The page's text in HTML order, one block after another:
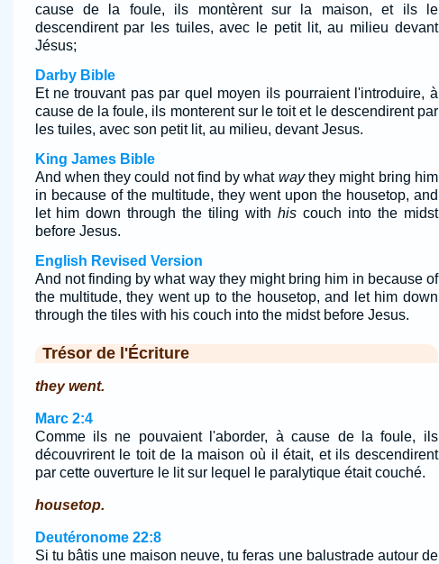
cause de la foule, ils montèrent sur la maison, et ils le
descendirent par les tuiles, avec le petit lit, au milieu devant
Jésus;
Darby Bible
Et ne trouvant pas par quel moyen ils pourraient l'introduire, à
cause de la foule, ils monterent sur le toit et le descendirent par
les tuiles, avec son petit lit, au milieu, devant Jesus.
King James Bible
And when they could not find by what waythey might bring him
in because of the multitude, they went upon the housetop, and
let him down through the tiling withhis couch into the midst
before Jesus.
English Revised Version
And not finding by what way they might bring him in because of
the multitude, they went up to the housetop, and let him down
through the tiles with his couch into the midst before Jesus.
Trésor de l'Écriture
they went.
Marc 2:4
Comme ils ne pouvaient l'aborder, à cause de la foule, ils
découvrirent le toit de la maison où il était, et ils descendirent
par cette ouverture le lit sur lequel le paralytique était couché.
housetop.
Deutéronome 22:8
Si tu bâtis une maison neuve, tu feras une balustrade autour de